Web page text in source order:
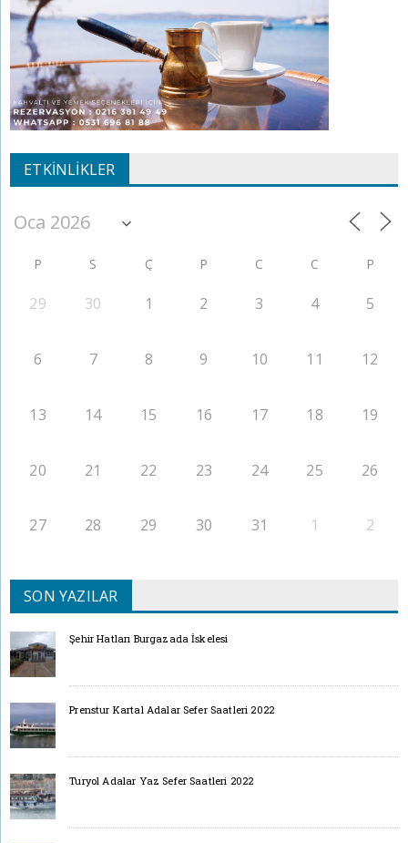
ETKINLIKLER
P S Ç P C C P
29 30 1 2 3 4 5
6 7 8 9 10 11 12
13 14 15 16 17 18 19
20 21 22 23 24 25 26
27 28 29 30 31 1 2
SON YAZILAR
Şehir Hatları Burgazada İskelesi
Prenstur Kartal Adalar Sefer Saatleri 2022
Turyol Adalar Yaz Sefer Saatleri 2022